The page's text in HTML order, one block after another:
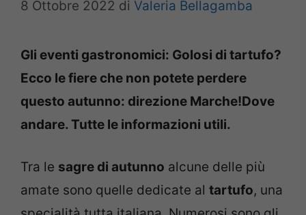
8 Ottobre 2022 di Valeria Bellagamba
Gli eventi gastronomici: Golosi di tartufo?
Ecco le fiere che non potete perdere
questo autunno: direzione Marche!Dove
andare. Tutte le informazioni utili.
Tra le sagre di autunno alcune delle più
amate sono quelle dedicate al tartufo, una